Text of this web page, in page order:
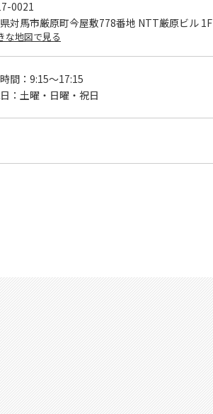
0021
対馬市厳原町今屋敷778番地 NTT厳原ビル 1F
な地図で見る
間： 9:15～17:15
： 土曜・日曜・祝日